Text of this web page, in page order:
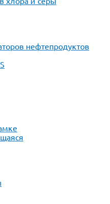
нефтепродуктов